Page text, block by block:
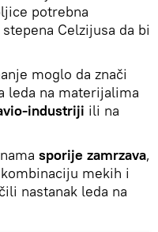
potrebna
Celzijusa da bi
moglo da znači
leda na materijalima
industriji ili na
sporije zamrzava,
mekih i
nastanak leda na